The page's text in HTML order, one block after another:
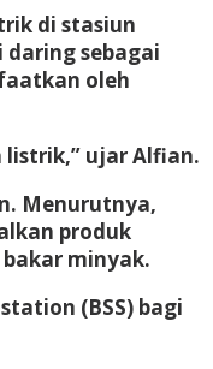
di stasiun
daring sebagai
oleh
ujar Alfian.
Menurutnya,
produk
minyak.
(BSS) bagi